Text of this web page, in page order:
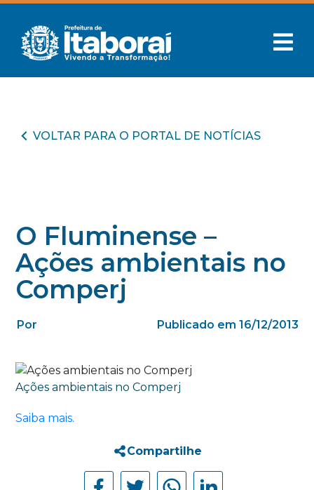
VOLTAR PARA O PORTAL DE NOTÍCIAS
O Fluminense –
Ações ambientais no
Comperj
Por Publicado em 16/12/2013
Ações ambientais no Comperj
Saiba mais.
Compartilhe